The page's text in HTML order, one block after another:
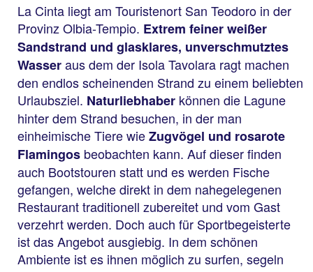
La Cinta liegt am Touristenort San Teodoro in der
Provinz Olbia-Tempio. Extrem feiner weißer
Sandstrand und glasklares, unverschmutztes
Wasseraus dem der Isola Tavolara ragt machen
den endlos scheinenden Strand zu einem beliebten
Urlaubsziel. Naturliebhaber können die Lagune
hinter dem Strand besuchen, in der man
einheimische Tiere wieZugvögel und rosarote
Flamingos beobachten kann. Auf dieser finden
auch Bootstouren statt und es werden Fische
gefangen, welche direkt in dem nahegelegenen
Restaurant traditionell zubereitet und vom Gast
verzehrt werden. Doch auch für Sportbegeisterte
ist das Angebot ausgiebig. In dem schönen
Ambiente ist es ihnen möglich zu surfen, segeln